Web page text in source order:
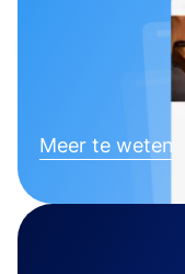
Meer te weten